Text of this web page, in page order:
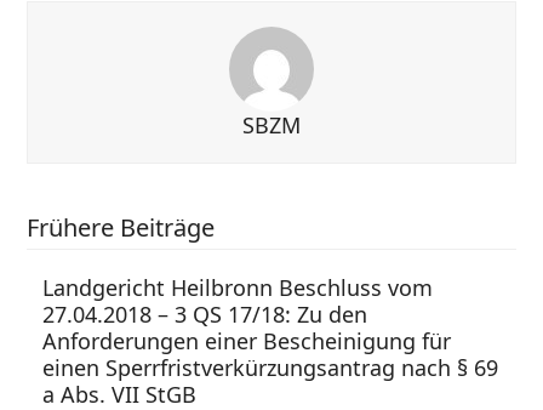
SBZM
Frühere Beiträge
Landgericht Heilbronn Beschluss vom
27.04.2018 – 3 QS 17/18: Zu den
Anforderungen einer Bescheinigung für
einen Sperrfristverkürzungsantrag nach § 69
a Abs. VII StGB